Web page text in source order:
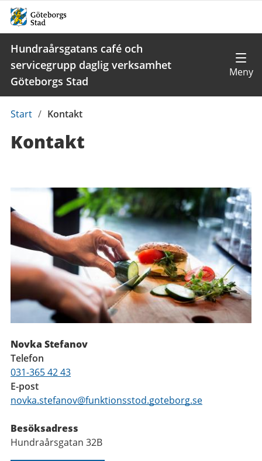
Hundraårsgatans café och
servicegrupp daglig verksamhet
Göteborgs Stad
Du
här:
Start / Kontakt
Kontakt
Kontaktuppgifter
Novka Stefanov
Telefon
031-365 42 43
E-post
novka.stefanov@funktionsstod.goteborg.se
Besöksadress
Hundraårsgatan 32B